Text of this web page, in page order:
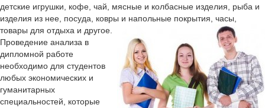
детские игрушки, кофе, чай, мясные и колбасные изделия, рыба и
изделия из нее, посуда, ковры и напольные покрытия, часы,
товары для отдыха и другое.
Проведение анализа в
дипломной работе
необходимо для студентов
любых экономических и
гуманитарных
специальностей, которые